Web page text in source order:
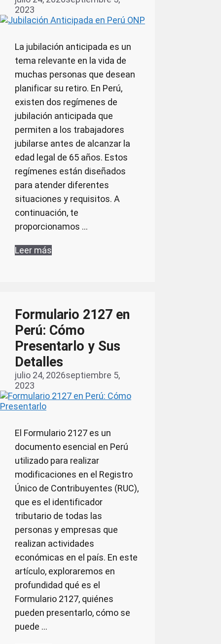
2023
La jubilación anticipada es un
tema relevante en la vida de
muchas personas que desean
planificar su retiro. En Perú,
existen dos regímenes de
jubilación anticipada que
permiten a los trabajadores
jubilarse antes de alcanzar la
edad legal de 65 años. Estos
regímenes están diseñados
para atender diferentes
situaciones y requisitos. A
continuación, te
proporcionamos …
Leer más
Formulario 2127 en
Perú: Cómo
Presentarlo y Sus
Detalles
julio 24, 2026septiembre 5,
2023
El Formulario 2127 es un
documento esencial en Perú
utilizado para realizar
modificaciones en el Registro
Único de Contribuyentes (RUC),
que es el identificador
tributario de todas las
personas y empresas que
realizan actividades
económicas en el país. En este
artículo, exploraremos en
profundidad qué es el
Formulario 2127, quiénes
pueden presentarlo, cómo se
puede …